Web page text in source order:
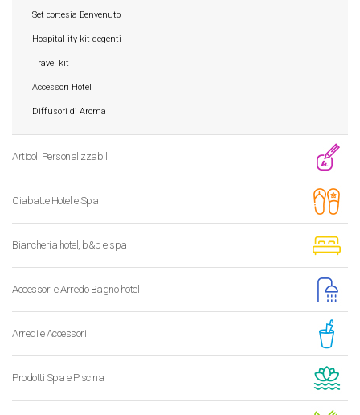
Set cortesia Benvenuto
Hospital-ity kit degenti
Travel kit
Accessori Hotel
Diffusori di Aroma
Articoli Personalizzabili
Ciabatte Hotel e Spa
Biancheria hotel, b&b e spa
Accessori e Arredo Bagno hotel
Arredi e Accessori
Prodotti Spa e Piscina